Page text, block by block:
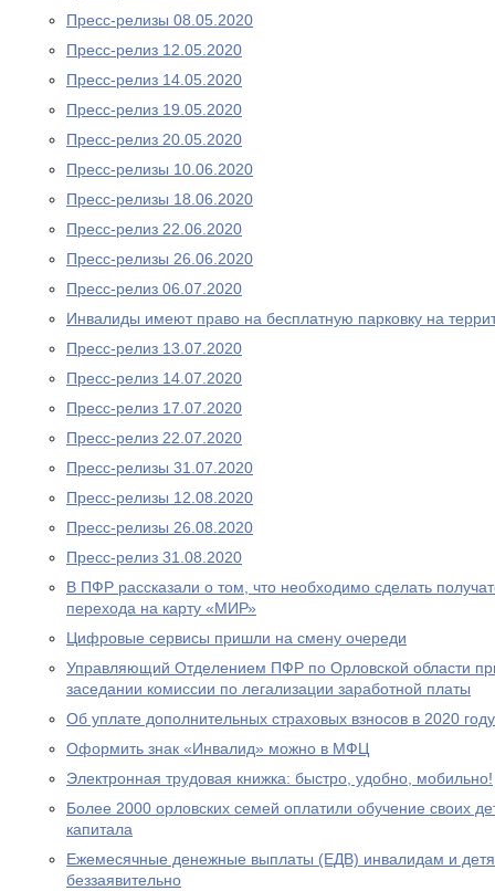
Пресс-релизы 08.05.2020
Пресс-релиз 12.05.2020
Пресс-релиз 14.05.2020
Пресс-релиз 19.05.2020
Пресс-релиз 20.05.2020
Пресс-релизы 10.06.2020
Пресс-релизы 18.06.2020
Пресс-релиз 22.06.2020
Пресс-релизы 26.06.2020
Пресс-релиз 06.07.2020
Инвалиды имеют право на бесплатную парковку на
Пресс-релиз 13.07.2020
Пресс-релиз 14.07.2020
Пресс-релиз 17.07.2020
Пресс-релиз 22.07.2020
Пресс-релизы 31.07.2020
Пресс-релизы 12.08.2020
Пресс-релизы 26.08.2020
Пресс-релиз 31.08.2020
В ПФР рассказали о том, что необходимо сделать
перехода на карту «МИР»
Цифровые сервисы пришли на смену очереди
Управляющий Отделением ПФР по Орловской области
заседании комиссии по легализации заработной платы
Об уплате дополнительных страховых взносов в 2020 году
Оформить знак «Инвалид» можно в МФЦ
Электронная трудовая книжка: быстро, удобно, мобильно!
Более 2000 орловских семей оплатили обучение своих
капитала
Ежемесячные денежные выплаты (ЕДВ) инвалидам и
беззаявительно